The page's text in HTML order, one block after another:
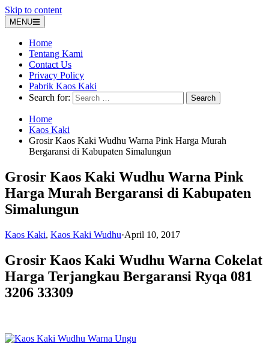
Skip to content
MENU
Home
Tentang Kami
Contact Us
Privacy Policy
Pabrik Kaos Kaki
Search for:
Home
Kaos Kaki
Grosir Kaos Kaki Wudhu Warna Pink Harga Murah
Bergaransi di Kabupaten Simalungun
Grosir Kaos Kaki Wudhu Warna Pink
Harga Murah Bergaransi di Kabupaten
Simalungun
Kaos Kaki, Kaos Kaki Wudhu·April 10, 2017
Grosir Kaos Kaki Wudhu Warna Cokelat
Harga Terjangkau Bergaransi Ryqa 081
3206 33309